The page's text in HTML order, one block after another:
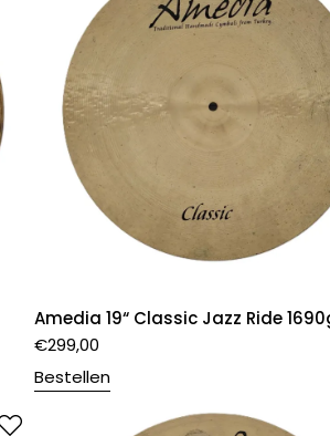
Amedia 19“ Classic Jazz Ride
€299,00
Bestellen